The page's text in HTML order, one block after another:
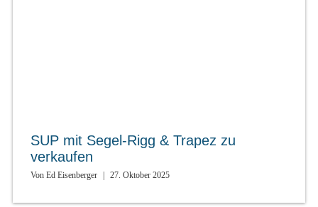
SUP mit Segel-Rigg & Trapez zu
verkaufen
Von Ed Eisenberger | 27. Oktober 2025